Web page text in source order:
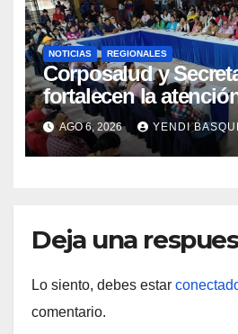
NOTICIAS REGIONALES
Corposalud y
fortalecen la
municipios
AGO 6, 2026 YENDI
Deja una
Lo siento, debes estar
comentario.